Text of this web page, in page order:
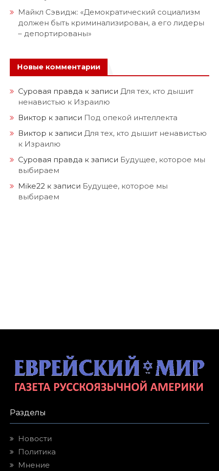
Майкл Сэвидж: «Демократический социализм
должен быть криминализирован, а его лидеры
– депортированы»
Новые комментарии
Суровая правда к записи Для тех, кто дышит
ненавистью к Израилю
Виктор к записи Под опекой интеллекта
Виктор к записи Для тех, кто дышит ненавистью
к Израилю
Суровая правда к записи Будущее, которое мы
выбираем
Mike22 к записи Будущее, которое мы
выбираем
Разделы
Новости
Политика
Мнение